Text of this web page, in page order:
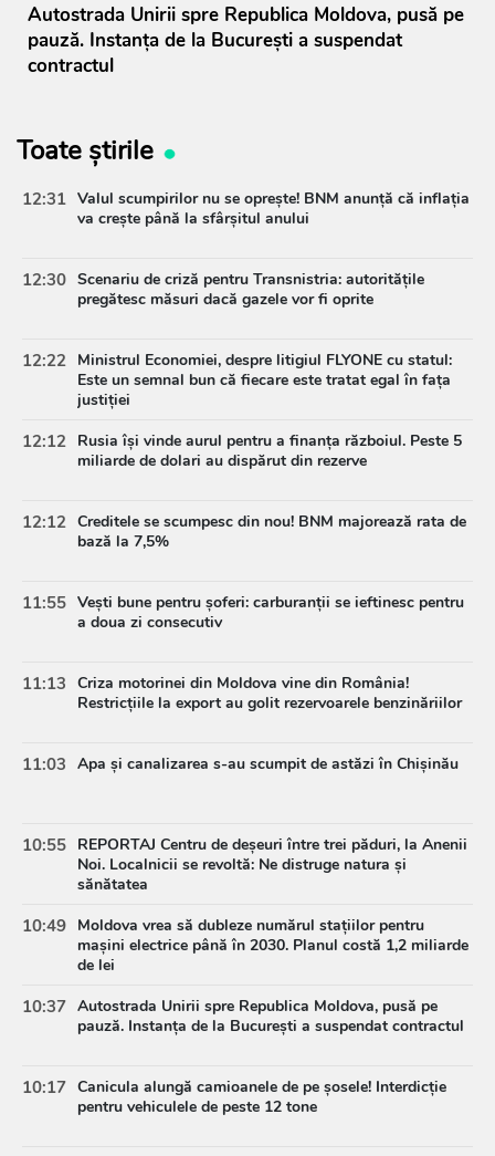
Autostrada Unirii spre Republica Moldova, pusă pe
pauză. Instanța de la București a suspendat
contractul
Toate știrile
12:31 Valul scumpirilor nu se oprește! BNM anunță că inflația
va crește până la sfârșitul anului
12:30 Scenariu de criză pentru Transnistria: autoritățile
pregătesc măsuri dacă gazele vor fi oprite
12:22 Ministrul Economiei, despre litigiul FLYONE cu statul:
Este un semnal bun că fiecare este tratat egal în fața
justiției
12:12 Rusia își vinde aurul pentru a finanța războiul. Peste 5
miliarde de dolari au dispărut din rezerve
12:12 Creditele se scumpesc din nou! BNM majorează rata de
bază la 7,5%
11:55 Vești bune pentru șoferi: carburanții se ieftinesc pentru
a doua zi consecutiv
11:13 Criza motorinei din Moldova vine din România!
Restricțiile la export au golit rezervoarele benzinăriilor
11:03 Apa și canalizarea s-au scumpit de astăzi în Chișinău
10:55 REPORTAJ Centru de deșeuri între trei păduri, la Anenii
Noi. Localnicii se revoltă: Ne distruge natura și
sănătatea
10:49 Moldova vrea să dubleze numărul stațiilor pentru
mașini electrice până în 2030. Planul costă 1,2 miliarde
de lei
10:37 Autostrada Unirii spre Republica Moldova, pusă pe
pauză. Instanța de la București a suspendat contractul
10:17 Canicula alungă camioanele de pe șosele! Interdicție
pentru vehiculele de peste 12 tone